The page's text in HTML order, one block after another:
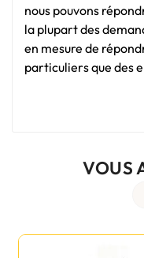
nous pouvons
la plupart des
en mesure de
particuliers que des
VOUS